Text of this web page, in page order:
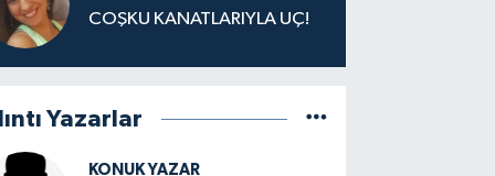
COŞKU KANATLARIYLA UÇ!
Yazarlar
KONUK YAZAR